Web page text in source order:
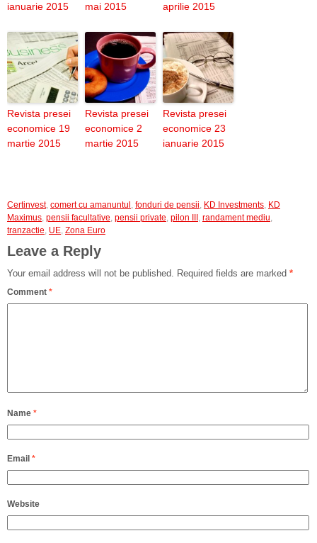
ianuarie 2015
mai 2015
aprilie 2015
Revista presei
economice 19
martie 2015
Revista presei
economice 2
martie 2015
Revista presei
economice 23
ianuarie 2015
Certinvest, comert cu amanuntul , fonduri de pensii, KD Investments, KD
Maximus, pensii facultative, pensii private, pilon III , randament mediu,
tranzactie, UE, Zona Euro
Leave a Reply
Your email address will not be published. Required fields are marked *
Comment *
Name *
Email *
Website